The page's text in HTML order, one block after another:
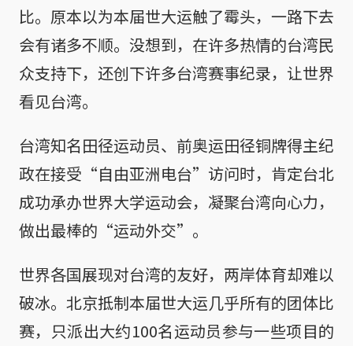
比。原本以为本届世大运触了霉头，一路下去
会有诸多不顺。没想到，在许多热情的台湾民
众支持下，还创下许多台湾赛事纪录，让世界
看见台湾。
台湾知名田径运动员、前奥运田径铜牌得主纪
政在接受“自由亚洲电台”访问时，肯定台北
成功承办世界大学运动会，凝聚台湾向心力，
做出最棒的“运动外交”。
世界各国展现对台湾的友好，两岸体育却难以
破冰。北京抵制本届世大运几乎所有的团体比
赛，只派出大约100名运动员参与一些项目的